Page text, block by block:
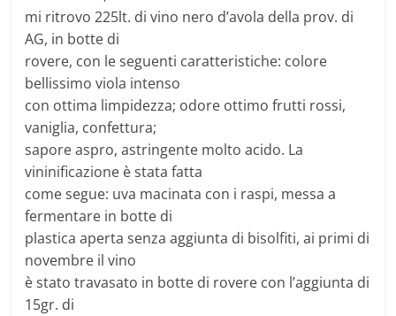
mi ritrovo 225lt. di vino nero d’avola della prov. di
AG, in botte di
rovere, con le seguenti caratteristiche: colore
bellissimo viola intenso
con ottima limpidezza; odore ottimo frutti rossi,
vaniglia, confettura;
sapore aspro, astringente molto acido. La
vininificazione è stata fatta
come segue: uva macinata con i raspi, messa a
fermentare in botte di
plastica aperta senza aggiunta di bisolfiti, ai primi di
novembre il vino
è stato travasato in botte di rovere con l’aggiunta di
15gr. di